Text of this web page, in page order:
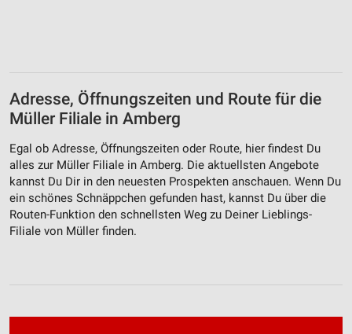
Adresse, Öffnungszeiten und Route für die
Müller Filiale in Amberg
Egal ob Adresse, Öffnungszeiten oder Route, hier findest Du
alles zur Müller Filiale in Amberg. Die aktuellsten Angebote
kannst Du Dir in den neuesten Prospekten anschauen. Wenn Du
ein schönes Schnäppchen gefunden hast, kannst Du über die
Routen-Funktion den schnellsten Weg zu Deiner Lieblings-
Filiale von Müller finden.